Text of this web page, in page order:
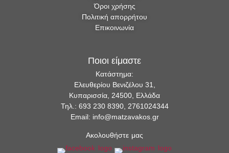
Όροι χρήσης
Πολιτική απορρήτου
Επικοινωνία
Ποιοι είμαστε
Κατάστημα:
Ελευθερίου Βενιζέλου 31,
Κυπαρισσία, 24500, Ελλάδα
Τηλ.: 693 230 8390, 2761024344
Email: info@matzavakos.gr
Ακολουθήστε μας